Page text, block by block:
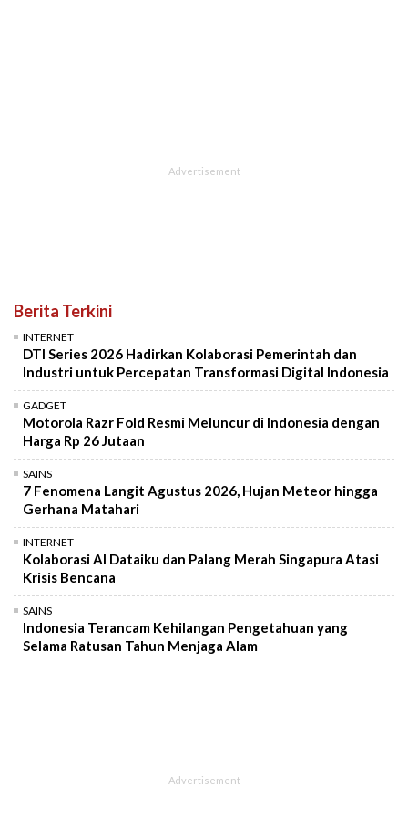
Berita Terkini
INTERNET
DTI Series 2026 Hadirkan Kolaborasi Pemerintah dan
Industri untuk Percepatan Transformasi Digital Indonesia
GADGET
Motorola Razr Fold Resmi Meluncur di Indonesia dengan
Harga Rp 26 Jutaan
SAINS
7 Fenomena Langit Agustus 2026, Hujan Meteor hingga
Gerhana Matahari
INTERNET
Kolaborasi AI Dataiku dan Palang Merah Singapura Atasi
Krisis Bencana
SAINS
Indonesia Terancam Kehilangan Pengetahuan yang
Selama Ratusan Tahun Menjaga Alam